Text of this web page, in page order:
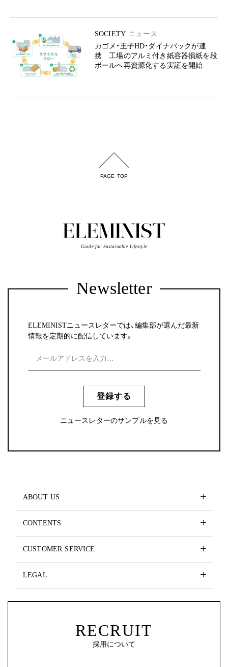
SOCIETY ニュース
カゴメ・王子HD・ダイナパックが連
携 工場のアルミ付き紙容器損紙を段
ボールへ再資源化する実証を開始
PAGE TOP
Guide for Sustainable Lifestyle
Newsletter
ELEMINISTニュースレターでは、編集部が選んだ最新
情報を定期的に配信しています。
登録する
ニュースレターのサンプルを見る
ABOUT US
CONTENTS
CUSTOMER SERVICE
LEGAL
RECRUIT
採用について